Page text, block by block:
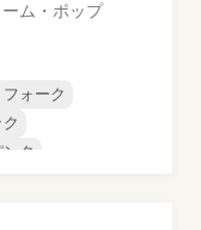
ム・ポップ
ォーク
ク